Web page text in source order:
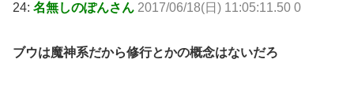
24: 名無しのぽんさん 2017/06/18(日) 11:05:11.50 0
ブウは魔神系だから修行とかの概念はないだろ